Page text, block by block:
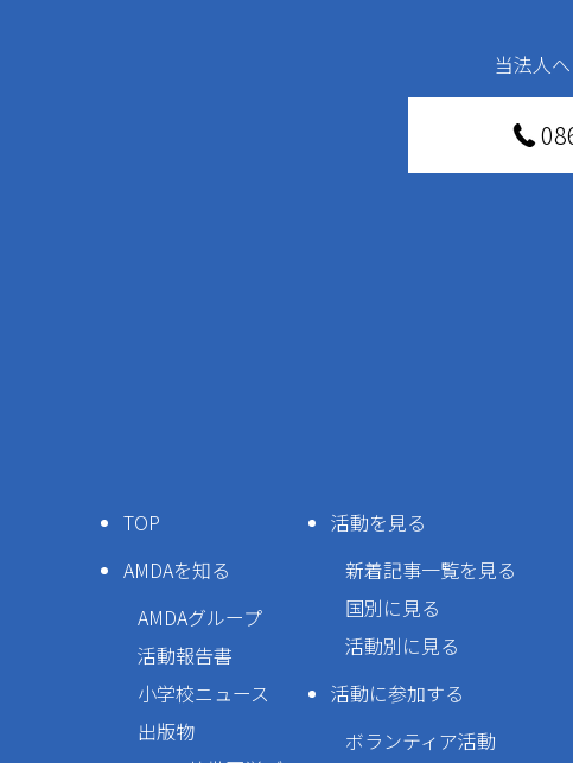
当法人
TOP
AMDAを知る
AMDAグループ
活動報告書
小学校ニュース
出版物
活動を見る
新着記事一覧を見る
国別に見る
活動別に見る
活動に参加する
ボランティア活動